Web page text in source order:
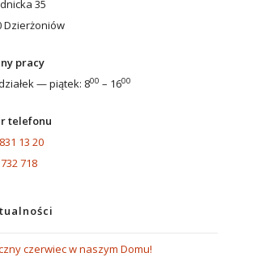
35
Dzierżoniów
pracy
— piątek: 800 – 1600
telefonu
13 20
718
czerwiec w naszym Domu!